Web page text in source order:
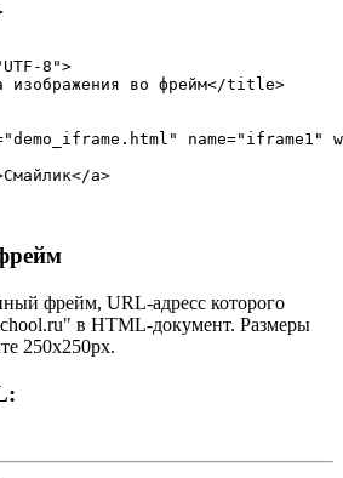
8">
изображения во фрейм</title>
name="iframe1"
a>
фрейм, URL-адресс которого
в HTML-документ. Размеры
250х250px.